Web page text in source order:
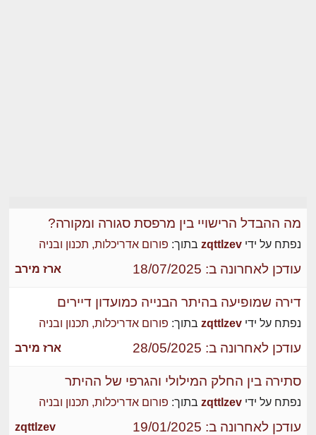
מה ההבדל הרישויי בין מרפסת סגורה ומקורה?
נפתח על ידי zqttlzev בתוך: פורום אדריכלות, תכנון ובניה
עודכן לאחרונה ב: 18/07/2025 ארז מירב
דירה שמופיעה בהיתר הבנייה כמועדון דיירים
נפתח על ידי zqttlzev בתוך: פורום אדריכלות, תכנון ובניה
עודכן לאחרונה ב: 28/05/2025 ארז מירב
סתירה בין החלק המילולי והגרפי של ההיתר
נפתח על ידי zqttlzev בתוך: פורום אדריכלות, תכנון ובניה
עודכן לאחרונה ב: 19/01/2025 zqttlzev